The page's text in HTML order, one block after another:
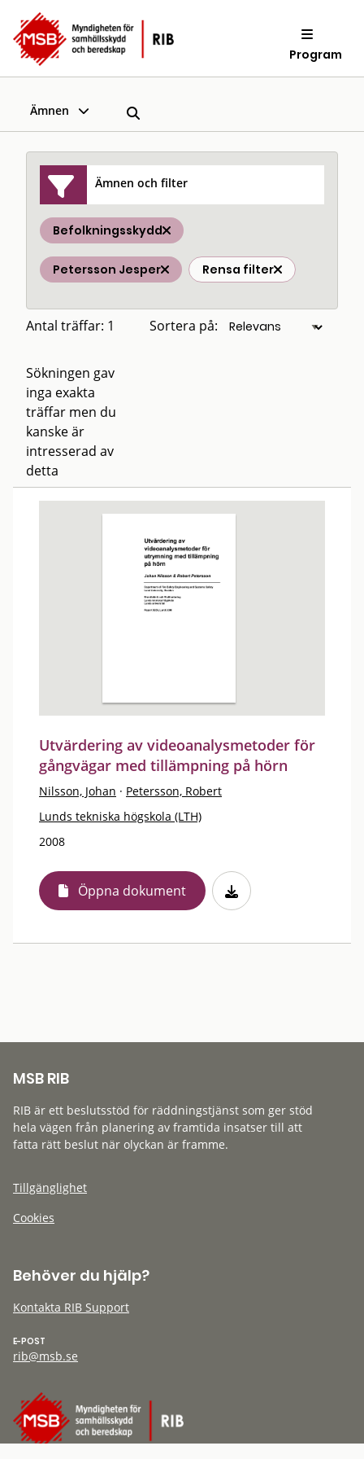
Program
Ämnen
Ämnen och filter
Befolkningsskydd
Petersson Jesper Rensa filter
Antal träffar: 1 Sortera på:
Sökningen gav
inga exakta
träffar men du
kanske är
intresserad av
detta
Utvärdering av videoanalysmetoder för
gångvägar med tillämpning på hörn
Nilsson, Johan · Petersson, Robert
Lunds tekniska högskola (LTH)
2008
Öppna dokument
MSB RIB
RIB är ett beslutsstöd för räddningstjänst som ger stöd
hela vägen från planering av framtida insatser till att
fatta rätt beslut när olyckan är framme.
Tillgänglighet
Cookies
Behöver du hjälp?
Kontakta RIB Support
E-POST
rib@msb.se